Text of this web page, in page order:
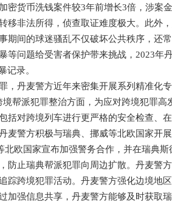
密货币洗钱案件较3年前增长3倍，涉案
移非法所得，侦查取证难度极大。此外
期间的球迷骚乱不仅破坏公共秩序，还
等问题给受害者保护带来挑战，2023年
记录。
丹麦警方近年来密集开展系列精准化专
帮派犯罪整治方面，为应对跨境犯罪高
括对跨境列车进行更严格的安全检查、
麦警方积极与瑞典、挪威等北欧国家开
北欧国家宣布加强警务合作，并在瑞典
防止瑞典帮派犯罪向周边扩散。丹麦警
踪跨境犯罪活动。丹麦警方强化边境地
加强信息共享，丹麦警方能够及时获取